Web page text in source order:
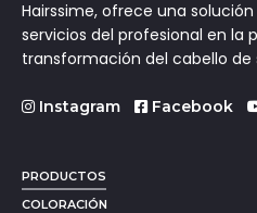
Hairssime, ofrece una
servicios del profesional en la
transformación del cabello de
Instagram Facebook
PRODUCTOS
COLORACIÓN